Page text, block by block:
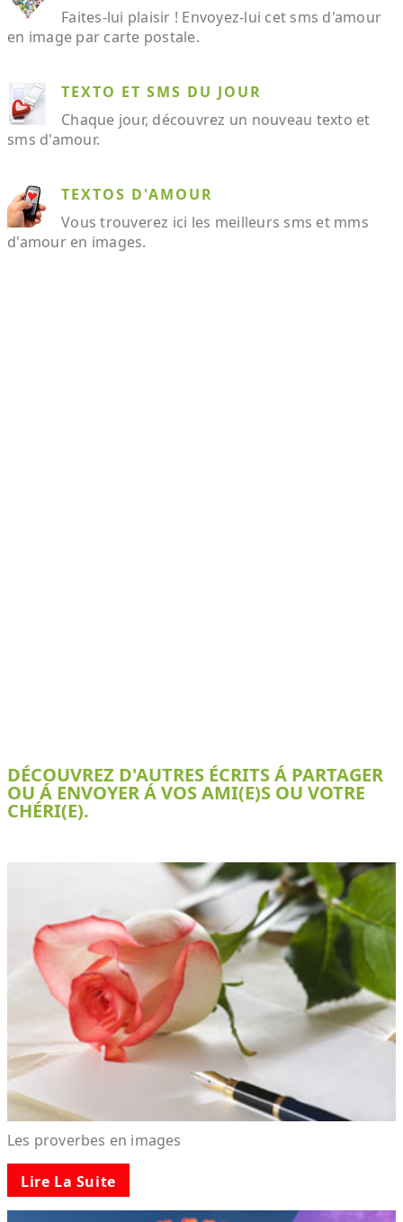
Faites-lui plaisir ! Envoyez-lui cet sms d'amour
en image par carte postale.
TEXTO ET SMS DU JOUR
Chaque jour, découvrez un nouveau texto et
sms d'amour.
TEXTOS D'AMOUR
Vous trouverez ici les meilleurs sms et mms
d'amour en images.
DÉCOUVREZ D'AUTRES ÉCRITS Á PARTAGER
OU Á ENVOYER Á VOS AMI(E)S OU VOTRE
CHÉRI(E).
Les proverbes en images
Lire La Suite